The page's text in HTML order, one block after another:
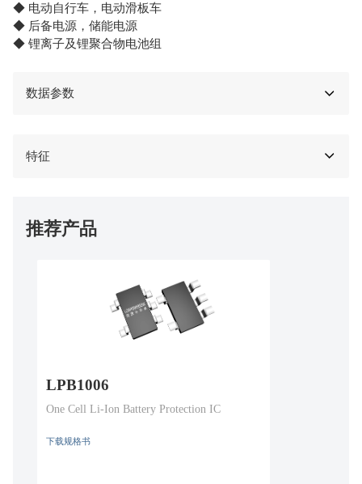
◆ 电动自行车，电动滑板车
◆ 后备电源，储能电源
◆ 锂离子及锂聚合物电池组
数据参数
特征
推荐产品
LPB1006
One Cell Li-Ion Battery Protection IC
下载规格书